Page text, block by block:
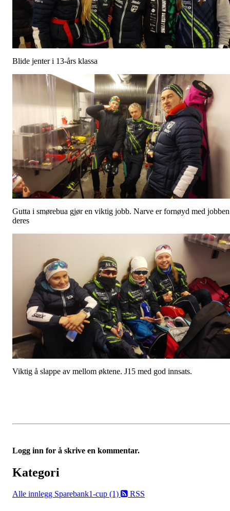
Blide jenter i 13-års klassa
Gutta i smørebua gjør en viktig jobb. Narve er fornøyd med jobben
deres
Viktig å slappe av mellom øktene. J15 med god innsats.
Logg inn for å skrive en kommentar.
Kategori
Alle innlegg Sparebank1-cup (1) RSS